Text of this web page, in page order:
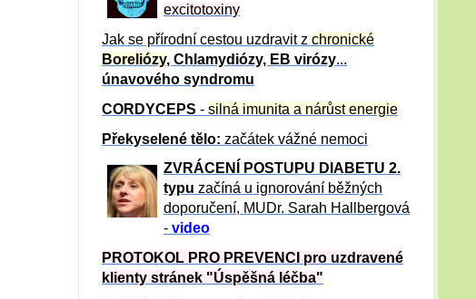
excitotoxiny
Jak se přírodní cestou uzdravit z chronické
Boreliózy, Chlamydiózy, EB virózy...
únavového syndromu
CORDYCEPS - silná imunita a nárůst energie
Překyselené tělo: začátek vážné nemoci
ZVRÁCE NÍ POSTUPU DIABETU 2.
typu začíná u ignorování běžných
doporučení, MUDr. Sarah Hallbergová
- video
PROTOKOL PRO PREVENCI pro uzdravené
klienty stránek "Úspěšná léčba"